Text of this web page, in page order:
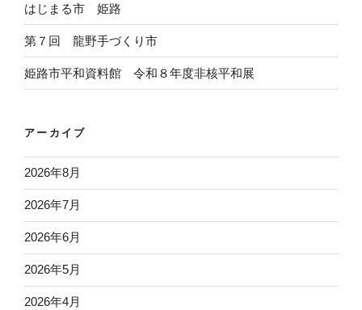
はじまる市 姫路
第７回 龍野手づくり市
姫路市平和資料館 令和８年度非核平和展
アーカイブ
2026年8月
2026年7月
2026年6月
2026年5月
2026年4月